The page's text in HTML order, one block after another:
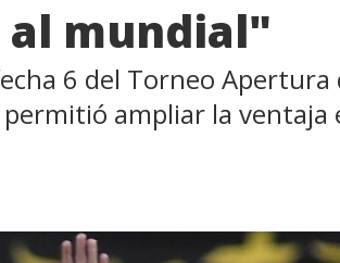
al mundial"
6 del Torneo Apertura
ampliar la ventaja